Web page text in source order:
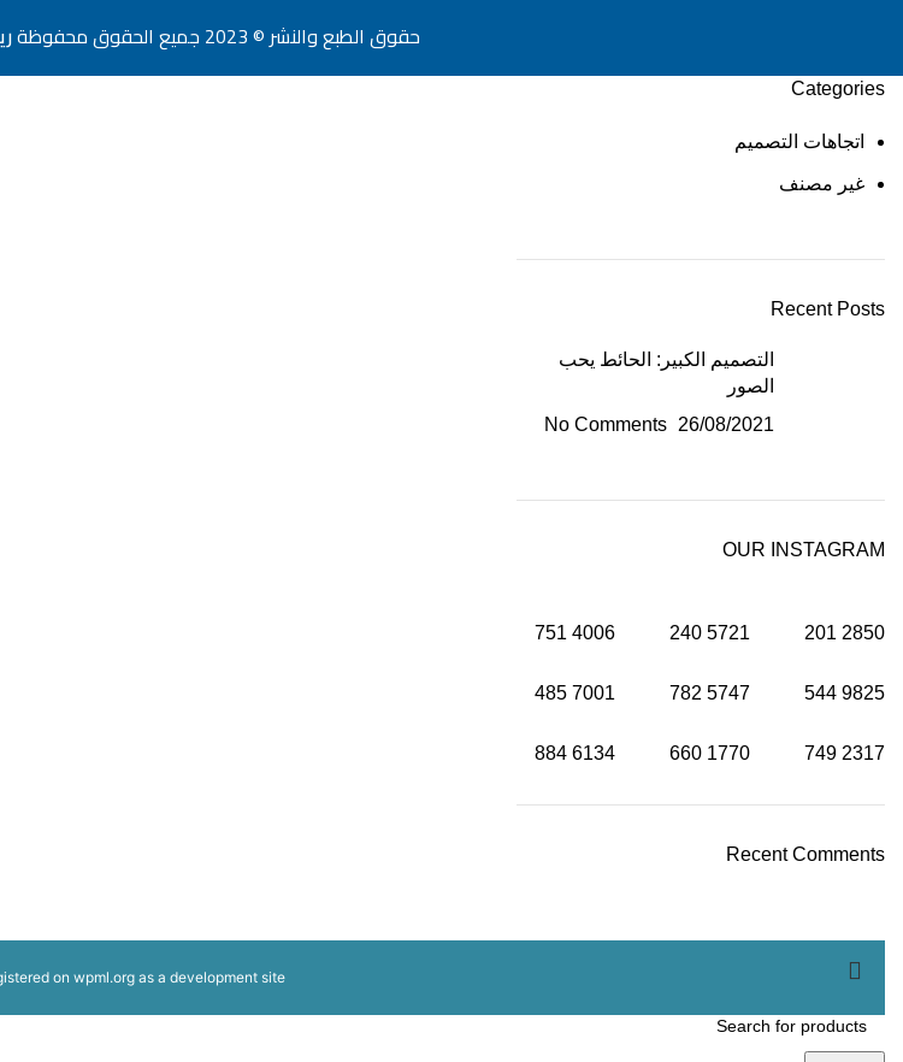
Categories
اتجاهات التصميم
غير مصنف
Recent Posts
التصميم الكبير: الحائط يحب
الصور
26/08/2021
No Comments
OUR INSTAGRAM
2850
201
5721
240
4006
751
9825
544
5747
782
7001
485
2317
749
1770
660
6134
884
Recent Comments
حقوق الطبع والنشر © 2023 جميع الحقوق محفوظة
on wpml.orgas a development site.